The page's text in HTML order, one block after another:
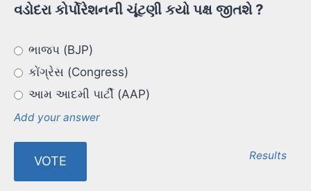
વડોદરા કોર્પોરેશનની ચૂંટણી કયો પક્ષ જીતશે ?
ભાજપ (BJP)
કોંગ્રેસ (Congress)
આમ આદમી પાર્ટી (AAP)
Add your answer
Results